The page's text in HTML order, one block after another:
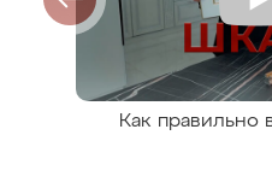
Как правильно